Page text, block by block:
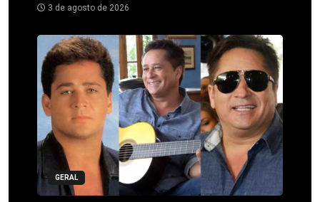
3 de agosto de 2026
GERAL